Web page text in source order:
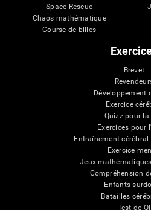
Space Rescue
Chaos mathématique
Course de billes
Brevet
Développement
Exercice
Quizz pour la
Exercices pour
Entraînement
Exercice
Jeux
Compréhension
Enfants
Batailles
Test de QI